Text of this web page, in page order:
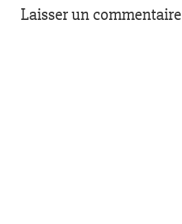
Laisser un commentaire